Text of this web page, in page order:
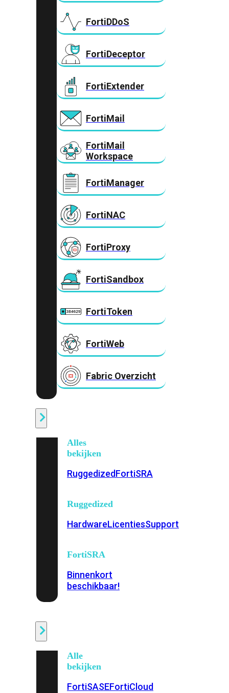
FortiDDoS
FortiDeceptor
FortiExtender
FortiMail
FortiMail
Workspace
FortiManager
FortiNAC
FortiProxy
FortiSandbox
FortiToken
FortiWeb
Fabric Overzicht
Alles
bekijken
RuggedizedFortiSRA
Ruggedized
HardwareLicentiesSupport
FortiSRA
Binnenkort
beschikbaar!
Alle
bekijken
FortiSASEFortiCloud